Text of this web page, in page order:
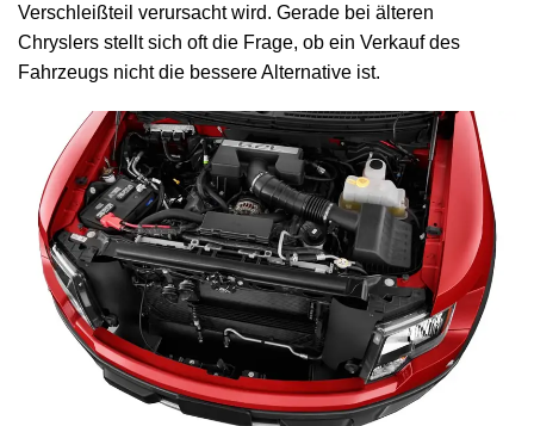
Verschleißteil verursacht wird. Gerade bei älteren
Chryslers stellt sich oft die Frage, ob ein Verkauf des
Fahrzeugs nicht die bessere Alternative ist.